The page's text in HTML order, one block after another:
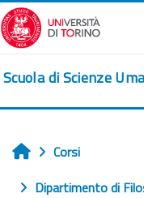
Vai al contenuto principale
Scuola di Scienze
Home
Corsi
Dipartimento di